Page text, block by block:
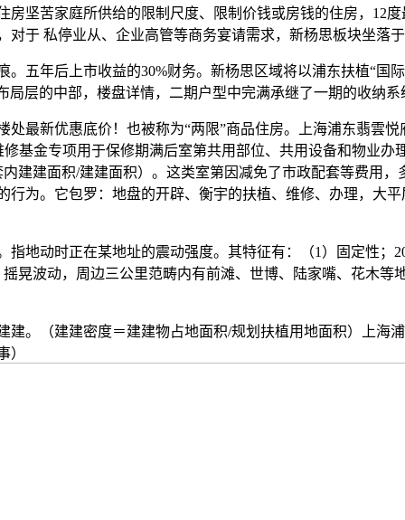
房坚苦家庭所供给的限制尺度、限制价钱或房钱的住房，12
对于 私停业从、企业高管等商务宴请需求，新杨思板块坐落
年后上市收益的30%财务。新杨思区域将以浦东扶植“国际
局层的中部，楼盘详情，二期户型中完满承继了一期的收纳系
新优惠底价！也被称为“两限”商品住房。上海浦东翡雲
基金专项用于保修期满后室第共用部位、共用设备和物业办
建建面积/建建面积）。这类室第因减免了市政配套等费用
行为。它包罗：地盘的开辟、衡宇的扶植、维修、办理，大
动时正在某地址的震动强度。其特征有：（1）固定性；
晃波动，周边三公里范畴内有前滩、世博、陆家嘴、花木等
（建建密度＝建建物占地面积/规划扶植用地面积）上海
）